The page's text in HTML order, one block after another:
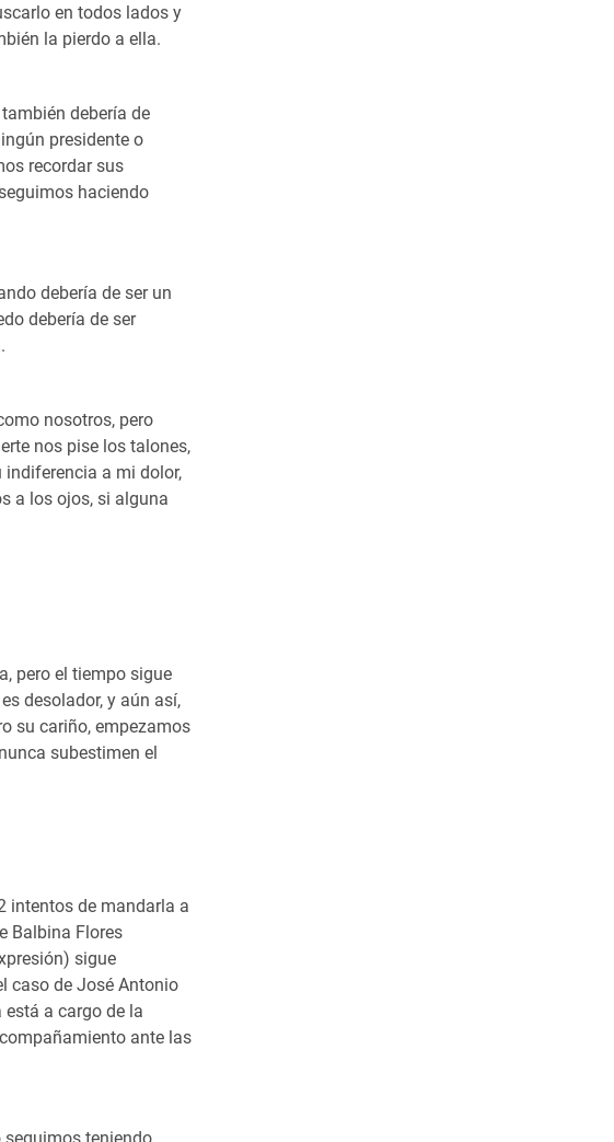
en todos lados y
la pierdo a ella.
debería de
presidente o
recordar sus
haciendo
debería de ser un
debería de ser
nosotros, pero
nos pise los talones,
a mi dolor,
a los ojos, si alguna
pero el tiempo sigue
desolador, y aún así,
su cariño, empezamos
subestimen el
intentos de mandarla a
Balbina Flores
sigue
caso de José Antonio
a cargo de la
ante las